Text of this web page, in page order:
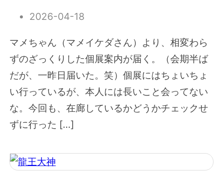
2026-04-18
マメちゃん（マメイケダさん）より、相変わら
ずのざっくりした個展案内が届く。（会期半ば
だが、一昨日届いた。笑）個展にはちょいちょ
い行っているが、本人には長いこと会ってない
な。今回も、在廊しているかどうかチェックせ
ずに行った […]